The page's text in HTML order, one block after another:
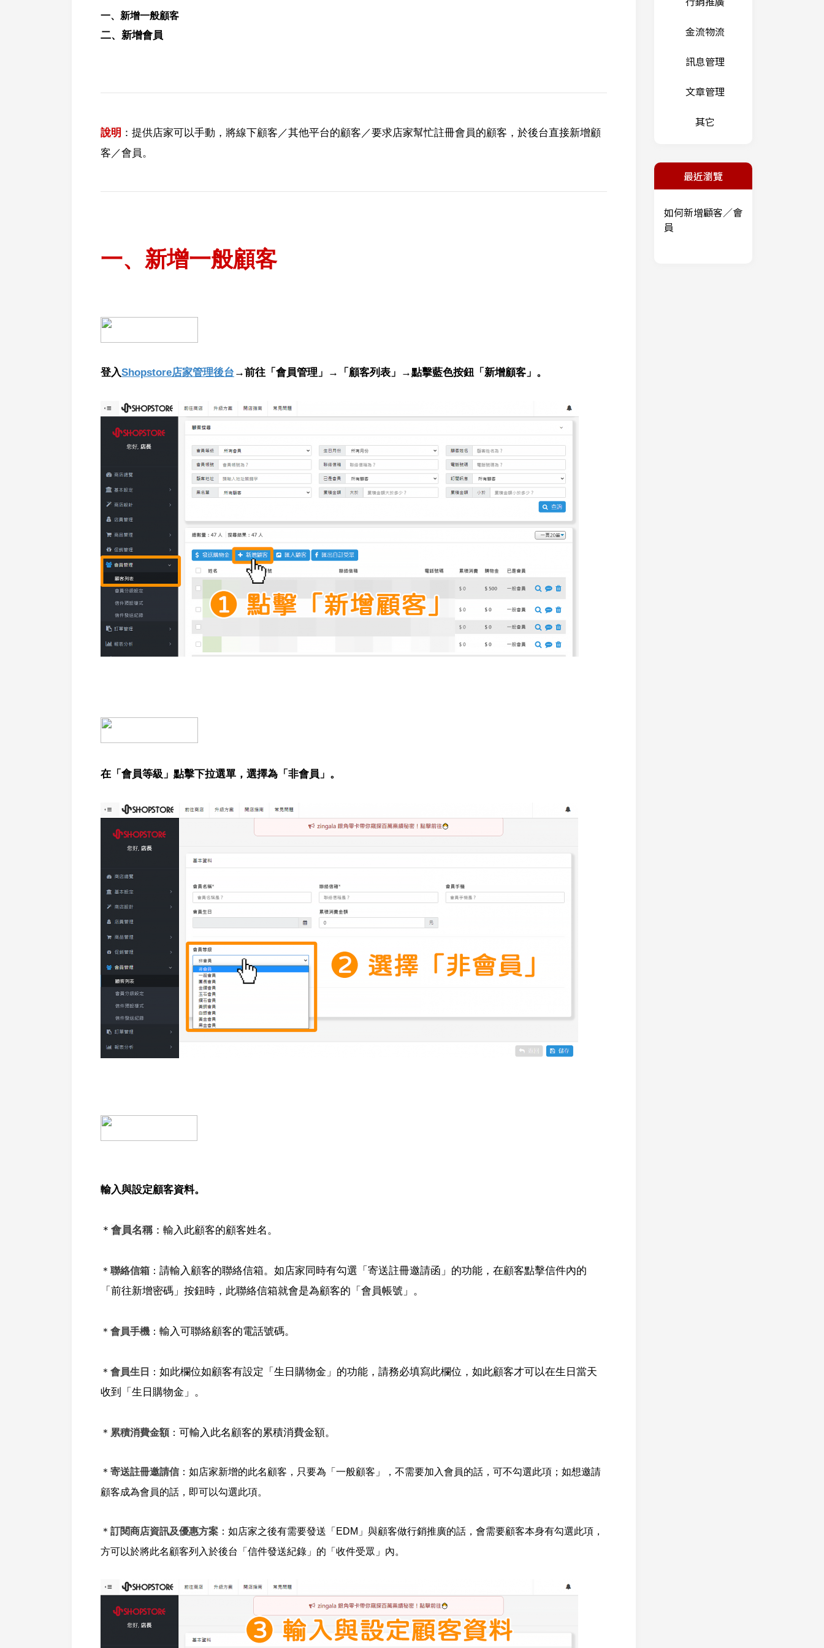
一、 新增一般顧客
二、新增會員
說明 ：提供店家可以手動，將線下顧客／其他平台的顧客／要求店家幫忙註冊會員的顧客，於後台直接新增顧
客／會員。
一、新增一般顧客
登入Shopstore店家管理後台 →前往「會員管理」→「顧客列表」→點擊藍色按鈕「新增顧客」。
在「會員等級」點擊下拉選單，選擇為「非會員」。
輸入與設定顧客資料。
＊ 會員名稱：輸入此顧客的顧客姓名。
＊ 聯絡信箱 ： 請輸入顧客的聯絡信箱。如店家同時有勾選「寄送註冊邀請函」的功能，在顧客點擊信件內的
「前往新增密碼」按鈕時，此聯絡信箱就會是為顧客的「會員帳號」。
＊ 會員手機 ： 輸入可聯絡顧客的電話號碼。
＊ 會員生日 ： 如此欄位如顧客有設定「生日購物金」的功能，請務必填寫此欄位，如此顧客才可以在生日當天
收到「生日購物金」。
＊ 累積消費金額： 可輸入此名顧客的累積消費金額。
＊ 寄送註冊邀請信 ： 如店家新增的此名顧客，只要為「一般顧客」，不需要加入會員的話，可不勾選此項；如想邀請
顧客成為會員的話，即可以勾選此項。
＊ 訂閱商店資訊及優惠方案 ： 如店家之後有需要發送「EDM」與顧客做行銷推廣的話，會需要顧客本身有勾選此項，
方可以於將此名顧客列入於後台「信件發送紀錄」的「收件受眾」內。
金流物流
訊息管理
文章管理
其它
最近瀏覽
如何新增顧客／會
員